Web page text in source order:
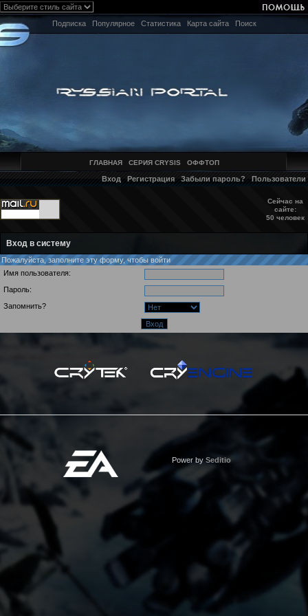
Подписка Популярное Статистика Карта сайта Поиск
ГЛАВНАЯ СЕРИЯ CRYSIS ОФФТОП
Вход Регистрация Забыли пароль? Пользователи
Сейчас на
сайте:
50 человек
Вход в систему
Пожалуйста, заполните эту форму, чтобы войти
Имя пользователя:
Пароль:
Запомнить?
Power by Seditio